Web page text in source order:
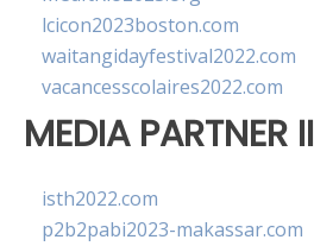
lcicon2023boston.com
waitangidayfestival2022.com
vacancesscolaires2022.com
MEDIA PARTNER II
isth2022.com
p2b2pabi2023-makassar.com